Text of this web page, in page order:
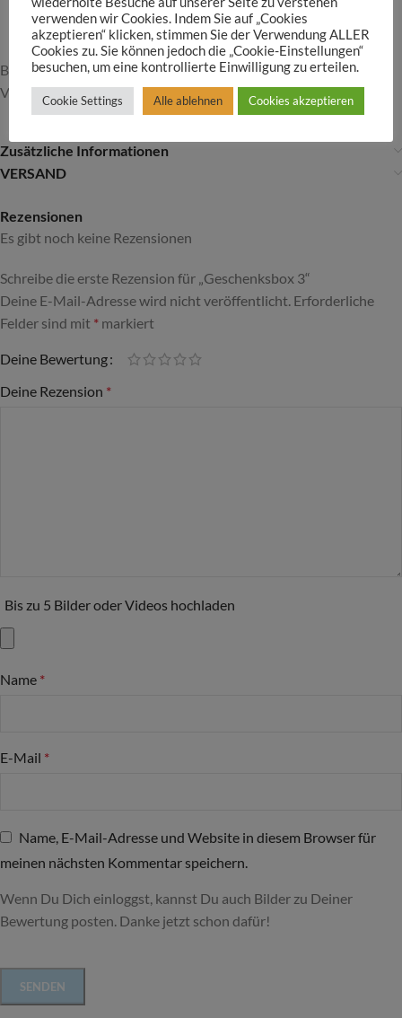
Bilder können abweichen, die Sorten variieren nach Saison und
Verfügbarkeit
Zusätzliche Informationen
VERSAND
Rezensionen
Es gibt noch keine Rezensionen
Schreibe die erste Rezension für „Geschenksbox 3“
Deine E-Mail-Adresse wird nicht veröffentlicht. Erforderliche
Felder sind mit * markiert
Deine Bewertung
Deine Rezension *
Bis zu 5 Bilder oder Videos hochladen
Name *
E-Mail *
Name, E-Mail-Adresse und Website in diesem Browser für
meinen nächsten Kommentar speichern.
Wenn Du Dich einloggst, kannst Du auch Bilder zu Deiner
Bewertung posten. Danke jetzt schon dafür!
Alternative:
verwenden wir Cookies. Indem Sie auf „Cookies
akzeptieren“ klicken, stimmen Sie der Verwendung ALLER
Cookies zu. Sie können jedoch die „Cookie-Einstellungen“
besuchen, um eine kontrollierte Einwilligung zu erteilen.
Cookie Settings Alle ablehnen Cookies akzeptieren